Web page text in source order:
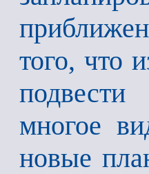
того, что
многое
новые